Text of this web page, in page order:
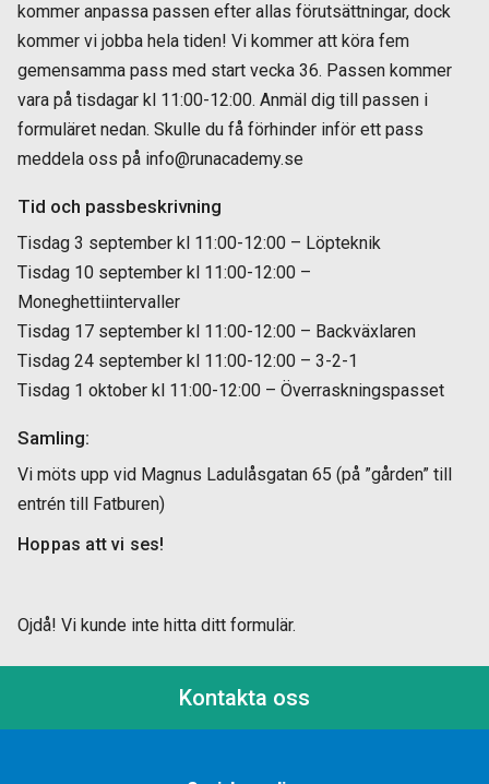
kommer anpassa passen efter allas förutsättningar, dock
kommer vi jobba hela tiden! Vi kommer att köra fem
gemensamma pass med start vecka 36. Passen kommer
vara på tisdagar kl 11:00-12:00. Anmäl dig till passen i
formuläret nedan. Skulle du få förhinder inför ett pass
meddela oss på info@runacademy.se
Tid och passbeskrivning
Tisdag 3 september kl 11:00-12:00 – Löpteknik
Tisdag 10 september kl 11:00-12:00 –
Moneghettiintervaller
Tisdag 17 september kl 11:00-12:00 – Backväxlaren
Tisdag 24 september kl 11:00-12:00 – 3-2-1
Tisdag 1 oktober kl 11:00-12:00 – Överraskningspasset
Samling:
Vi möts upp vid Magnus Ladulåsgatan 65 (på ”gården” till
entrén till Fatburen)
Hoppas att vi ses!
Ojdå! Vi kunde inte hitta ditt formulär.
Kontakta oss